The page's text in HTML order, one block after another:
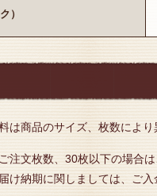
ク）
は商品のサイズ、枚数によ
注文枚数、30枚以下の場合は
け納期に関しましては、ご